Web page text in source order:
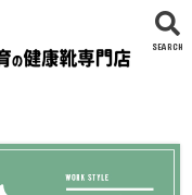
SEARCH